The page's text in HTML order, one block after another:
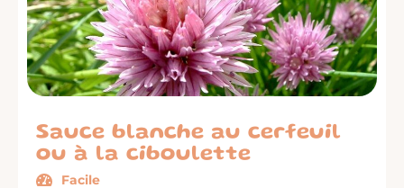
Sauce blanche au cerfeuil
ou à la ciboulette
Facile